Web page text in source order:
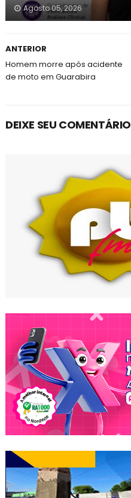
Agosto 05, 2026
ANTERIOR
Homem morre após acidente
de moto em Guarabira
DEIXE SEU COMENTÁRIO